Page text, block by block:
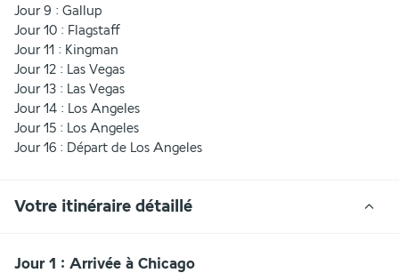
Jour 9 : Gallup
Jour 10 : Flagstaff
Jour 11 : Kingman
Jour 12 : Las Vegas
Jour 13 : Las Vegas
Jour 14 : Los Angeles
Jour 15 : Los Angeles
Jour 16 : Départ de Los Angeles
Votre itinéraire détaillé
Jour 1 : Arrivée à Chicago